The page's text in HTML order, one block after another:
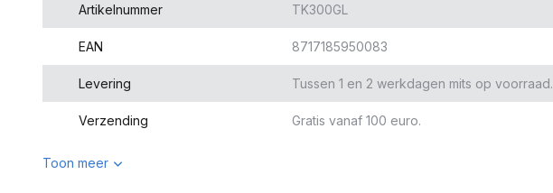
Artikelnummer TK300GL
EAN 8717185950083
Levering Tussen 1 en 2 werkdagen mits op voorraad.
Verzending Gratis vanaf 100 euro.
Toon meer